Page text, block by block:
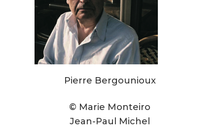
Pierre Bergounioux
© Marie Monteiro
Jean-Paul Michel